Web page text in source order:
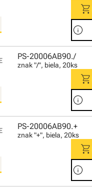
shopping_cart
info
PS-20006AB90./
znak "/", biela, 20ks
shopping_cart
info
PS-20006AB90.+
znak "+", biela, 20ks
shopping_cart
info